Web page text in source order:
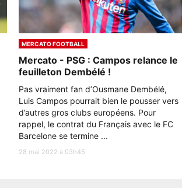
MERCATO FOOTBALL
Mercato - PSG : Campos relance le
feuilleton Dembélé !
Pas vraiment fan d’Ousmane Dembélé,
Luis Campos pourrait bien le pousser vers
d’autres gros clubs européens. Pour
rappel, le contrat du Français avec le FC
Barcelone se termine ...
28 mai 2022 à 03h45